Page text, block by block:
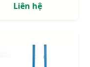
Liên hệ